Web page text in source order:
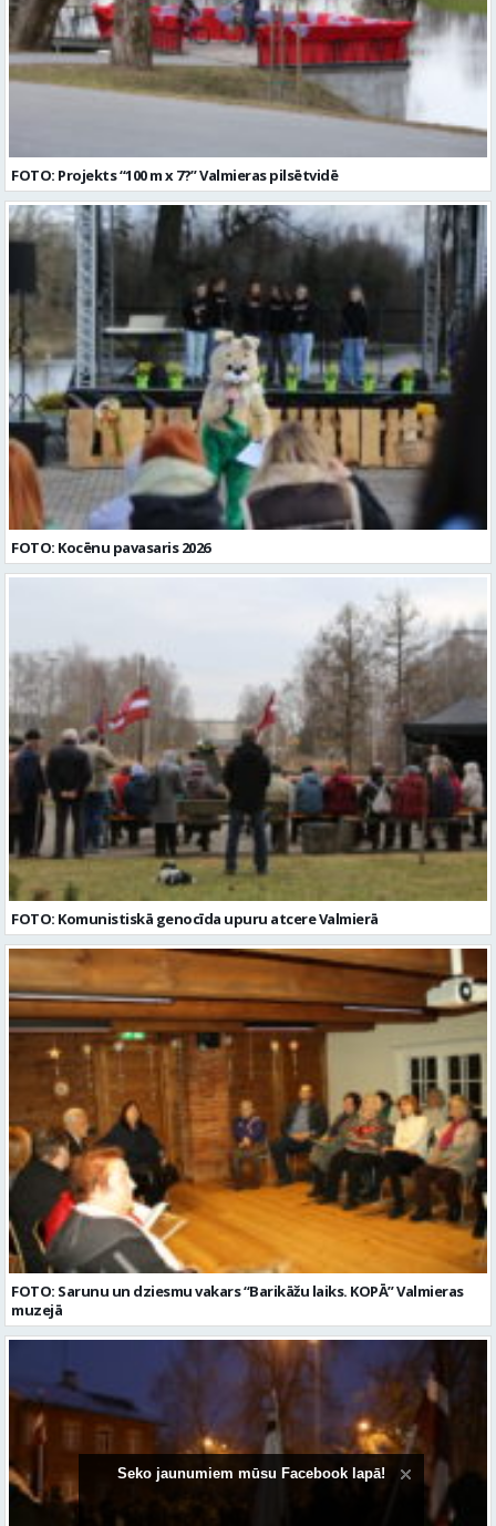
FOTO: Projekts “100 m x 7?” Valmieras pilsētvidē
FOTO: Kocēnu pavasaris 2026
FOTO: Komunistiskā genocīda upuru atcere Valmierā
FOTO: Sarunu un dziesmu vakars “Barikāžu laiks. KOPĀ” Valmieras
muzejā
Seko jaunumiem mūsu Facebook lapā!